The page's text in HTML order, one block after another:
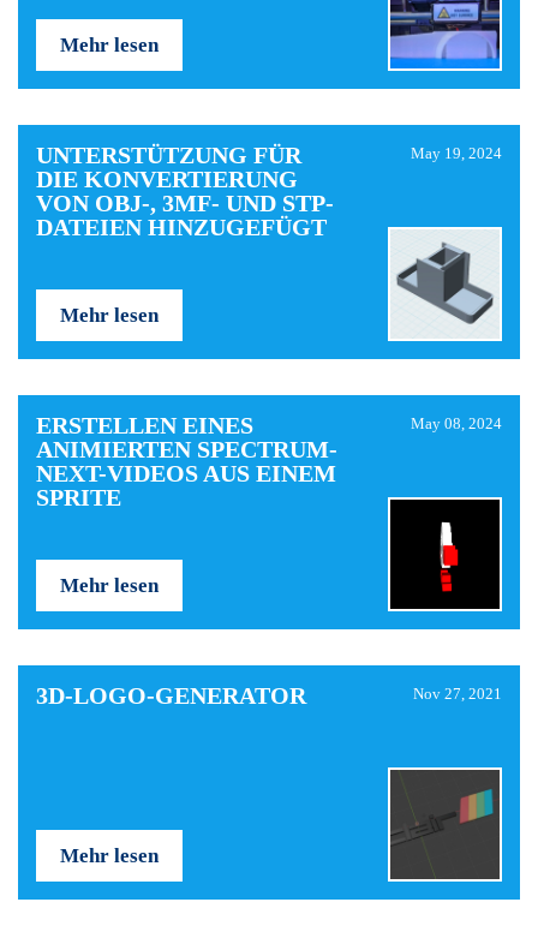
Mehr lesen
UNTERSTÜTZUNG FÜR
DIE KONVERTIERUNG
VON OBJ-, 3MF- UND STP-
DATEIEN HINZUGEFÜGT
May 19, 2024
Mehr lesen
ERSTELLEN EINES
ANIMIERTEN SPECTRUM-
NEXT-VIDEOS AUS EINEM
SPRITE
May 08, 2024
Mehr lesen
3D-LOGO-GENERATOR Nov 27, 2021
Mehr lesen